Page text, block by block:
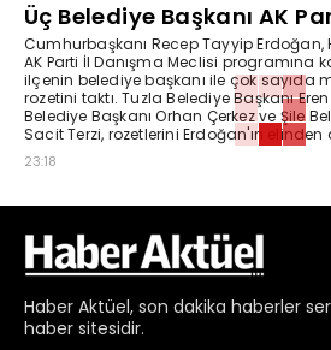
Üç Belediye Başkanı AK
Cumhurbaşkanı Recep Tayyip Erdoğan,
AK Parti İl Danışma Meclisi programına
ilçenin belediye başkanı ile çok sayıda
rozetini taktı. Tuzla Belediye Başkanı
Belediye Başkanı Orhan Çerkez ve Şile
Sacit Terzi, rozetlerini Erdoğan'ın elinden
23:18
Haber Aktüel, son dakika haberler
haber sitesidir.